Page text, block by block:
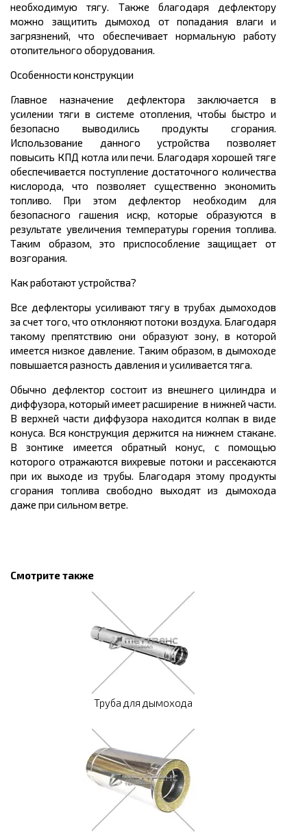
необходимую тягу. Также благодаря дефлектору
можно защитить дымоход от попадания влаги и
загрязнений, что обеспечивает нормальную работу
отопительного оборудования.
Особенности конструкции
Главное назначение дефлектора заключается в
усилении тяги в системе отопления, чтобы быстро и
безопасно выводились продукты сгорания.
Использование данного устройства позволяет
повысить КПД котла или печи. Благодаря хорошей тяге
обеспечивается поступление достаточного количества
кислорода, что позволяет существенно экономить
топливо. При этом дефлектор необходим для
безопасного гашения искр, которые образуются в
результате увеличения температуры горения топлива.
Таким образом, это приспособление защищает от
возгорания.
Как работают устройства?
Все дефлекторы усиливают тягу в трубах дымоходов
за счет того, что отклоняют потоки воздуха. Благодаря
такому препятствию они образуют зону, в которой
имеется низкое давление. Таким образом, в дымоходе
повышается разность давления и усиливается тяга.
Обычно дефлектор состоит из внешнего цилиндра и
диффузора, который имеет расширение в нижней части.
В верхней части диффузора находится колпак в виде
конуса. Вся конструкция держится на нижнем стакане.
В зонтике имеется обратный конус, с помощью
которого отражаются вихревые потоки и рассекаются
при их выходе из трубы. Благодаря этому продукты
сгорания топлива свободно выходят из дымохода
даже при сильном ветре.
Смотрите также
Труба для дымохода